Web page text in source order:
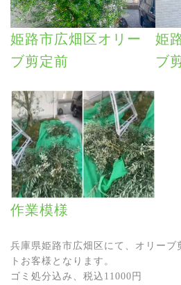
姫路市広畑区オリー
ブ剪定前
姫
ブ
作業模様
兵庫県姫路市広畑区にて、オリーブ
トお客様となります。
ゴミ処分込み、税込11000円